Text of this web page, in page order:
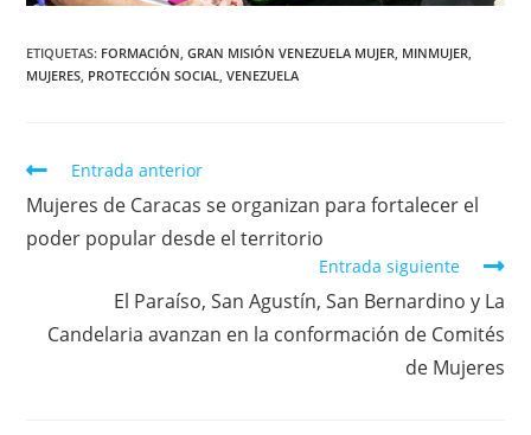
ETIQUETAS: FORMACIÓN, GRAN MISIÓN VENEZUELA MUJER, MINMUJER,
MUJERES, PROTECCIÓN SOCIAL, VENEZUELA
Entrada anterior
Mujeres de Caracas se organizan para fortalecer el
poder popular desde el territorio
Entrada siguiente
El Paraíso, San Agustín, San Bernardino y La
Candelaria avanzan en la conformación de Comités
de Mujeres